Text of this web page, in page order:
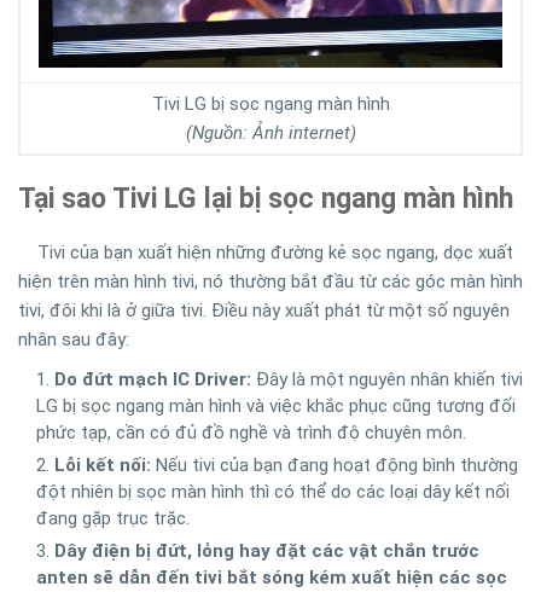
Tivi LG bị sọc ngang màn hình
(Nguồn: Ảnh internet)
Tại sao Tivi LG lại bị sọc ngang màn hình
Tivi của bạn xuất hiện những đường kẻ sọc ngang, dọc xuất
hiện trên màn hình tivi, nó thường bắt đầu từ các góc màn hình
tivi, đôi khi là ở giữa tivi. Điều này xuất phát từ một số nguyên
nhân sau đây:
Do đứt mạch IC Driver: Đây là một nguyên nhân khiến tivi
LG bị sọc ngang màn hình và việc khắc phục cũng tương đối
phức tạp, cần có đủ đồ nghề và trình độ chuyên môn.
Lỗi kết nối: Nếu tivi của bạn đang hoạt động bình thường
đột nhiên bị sọc màn hình thì có thể do các loại dây kết nối
đang gặp trục trặc.
Dây điện bị đứt, lỏng hay đặt các vật chắn trước
anten sẽ dẫn đến tivi bắt sóng kém xuất hiện các sọc